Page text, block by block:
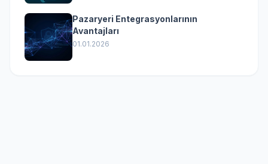
Pazaryeri Entegrasyonlarının
Avantajları
01.01.2026